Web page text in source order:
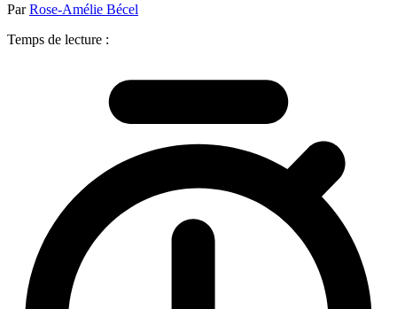
ParRose-Amélie Bécel
Temps de lecture :